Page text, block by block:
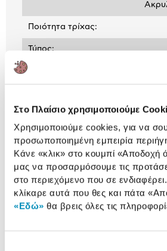
Στο Πλαίσιο χρησιμοποιούμε
Χρησιμοποιούμε cookies, για να
προσωποποιημένη εμπειρία
Κάνε «κλικ» στο κουμπί «Αποδοχή
μας να προσαρμόσουμε τις
στο περιεχόμενο που σε
κλίκαρε αυτά που θες και πάτα
«Εδώ» θα βρεις όλες τις
Ποιότητα τρίχας:
Τύπος:
παρουσίαση
Αναλυτική παρουσίαση
Προδιαγραφές
προϊόντος
Χαρακτηριστικά
Αξιολογήσεις
Αξιολογήσεις